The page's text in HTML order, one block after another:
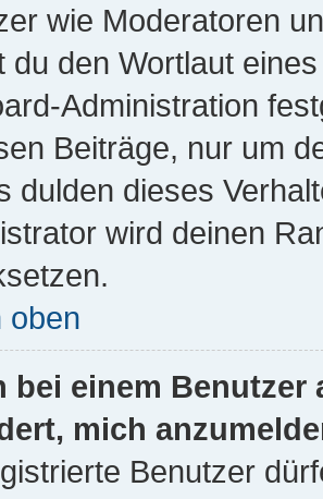
wie Moderatoren
du den Wortlaut
Administration
Beiträge, nur um
dulden dieses
wird deinen
oben
bei einem
mich
Benutzer